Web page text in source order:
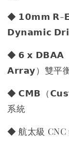
◆ 𝟭𝟬𝗺𝗺 𝗥-
𝗗𝘆𝗻𝗮𝗺𝗶𝗰
◆ 𝟲 𝘅 𝗗𝗕𝗔𝗔
𝗔𝗿𝗿𝗮𝘆）雙平
◆ 𝗖𝗠𝗕（
系統
◆ 航太級 CNC